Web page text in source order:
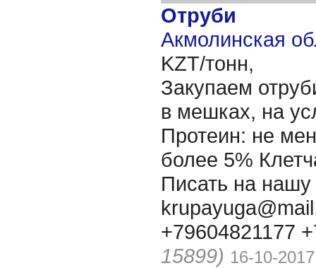
Отруби
Акмолинская
KZT/тонн,
Закупаем
в мешках, на
Протеин: не
более 5%
Писать на нашу
+79604821177
15899) 16-10-2017